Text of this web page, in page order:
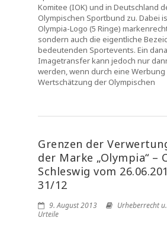
Komitee (IOK) und in Deutschland
Olympischen Sportbund zu. Dabei
Olympia-Logo (5 Ringe)
sondern auch die eigentliche
bedeutenden Sportevents. Ein
Imagetransfer kann jedoch nur
werden, wenn durch eine Werbung
Wertschätzung der Olympischen
Grenzen der
der Marke „Olympia“ –
Schleswig vom
31/12
9. August 2013
Urheberrecht
Urteile